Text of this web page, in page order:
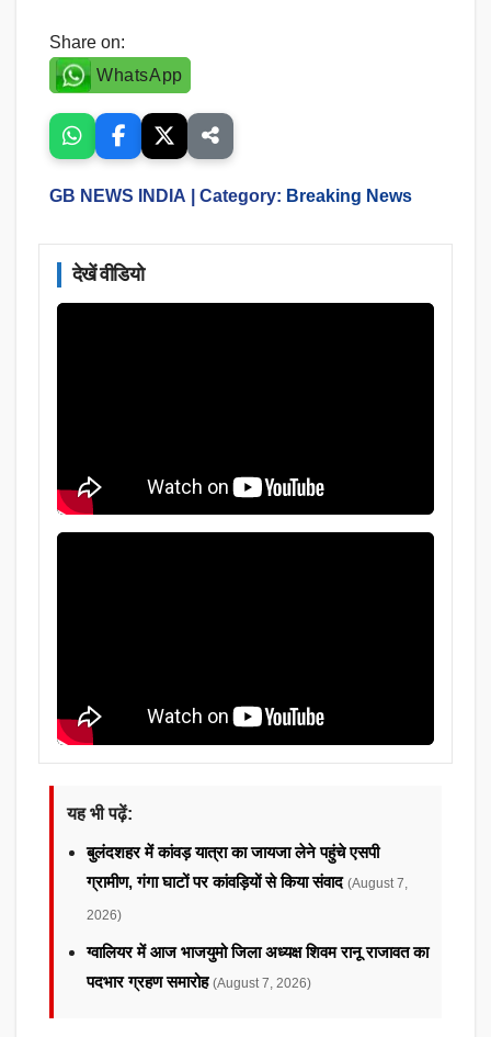
Share on:
WhatsApp
GB NEWS INDIA | Category: Breaking News
देखें वीडियो
यह भी पढ़ें:
बुलंदशहर में कांवड़ यात्रा का जायजा लेने पहुंचे एसपी
ग्रामीण, गंगा घाटों पर कांवड़ियों से किया संवाद (August 7,
2026)
ग्वालियर में आज भाजयुमो जिला अध्यक्ष शिवम रानू राजावत का
पदभार ग्रहण समारोह (August 7, 2026)